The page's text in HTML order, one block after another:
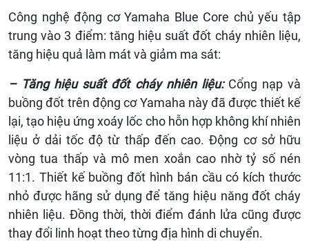
Công nghệ động cơ Yamaha Blue Core chủ yếu tập
trung vào 3 điểm: tăng hiệu suất đốt cháy nhiên liệu,
tăng hiệu quả làm mát và giảm ma sát:
– Tăng hiệu suất đốt cháy nhiên liệu:Cổng nạp và
buồng đốt trên động cơ Yamaha này đã được thiết kế
lại, tạo hiệu ứng xoáy lốc cho hỗn hợp không khí nhiên
liệu ở dải tốc độ từ thấp đến cao. Động cơ sở hữu
vòng tua thấp và mô men xoắn cao nhờ tỷ số nén
11:1. Thiết kế buồng đốt hình bán cầu có kích thước
nhỏ được hãng sử dụng để tăng hiệu năng đốt cháy
nhiên liệu. Đồng thời, thời điểm đánh lửa cũng được
thay đổi linh hoạt theo từng địa hình di chuyển.